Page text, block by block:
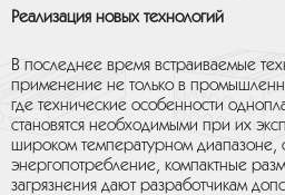
Реализация новых технологий
В последнее время встраиваемые
применение не только в
где технические особенности
становятся необходимыми при их
широком температурном диапазоне,
энергопотребление, компактные
загрязнения дают разработчикам